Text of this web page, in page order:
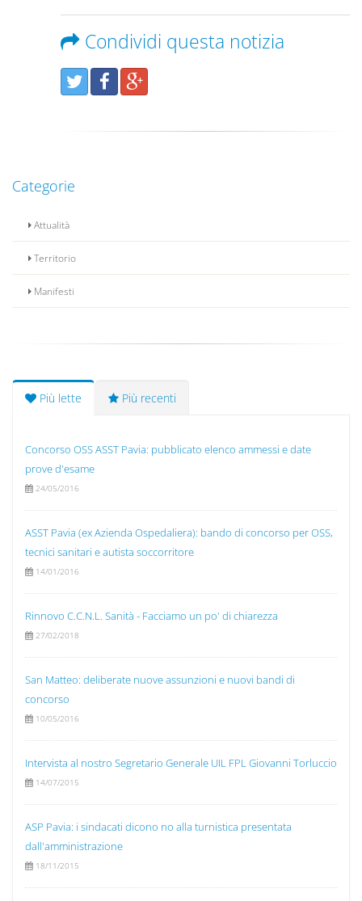
Condividi questa notizia
Categorie
Attualità
Territorio
Manifesti
Più lette Più recenti
Concorso OSS ASST Pavia: pubblicato elenco ammessi e date
prove d'esame
24/05/2016
ASST Pavia (ex Azienda Ospedaliera): bando di concorso per OSS,
tecnici sanitari e autista soccorritore
14/01/2016
Rinnovo C.C.N.L. Sanità - Facciamo un po' di chiarezza
27/02/2018
San Matteo: deliberate nuove assunzioni e nuovi bandi di
concorso
10/05/2016
Intervista al nostro Segretario Generale UIL FPL Giovanni Torluccio
14/07/2015
ASP Pavia: i sindacati dicono no alla turnistica presentata
dall'amministrazione
18/11/2015